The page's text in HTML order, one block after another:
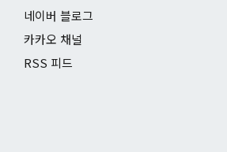
네이버 블로그
카카오 채널
RSS 피드